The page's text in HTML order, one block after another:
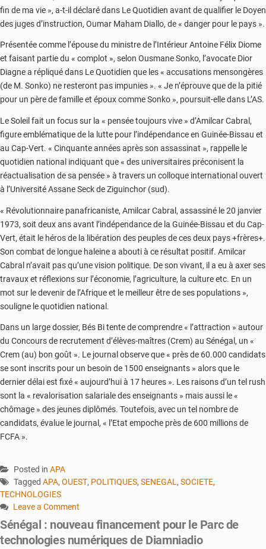
fin de ma vie », a-t-il déclaré dans Le Quotidien avant de qualifier le Doyen
des juges d’instruction, Oumar Maham Diallo, de « danger pour le pays ».
Présentée comme l’épouse du ministre de l’Intérieur Antoine Félix Diome
et faisant partie du « complot », selon Ousmane Sonko, l’avocate Dior
Diagne a répliqué dans Le Quotidien que les « accusations mensongères
(de M. Sonko) ne resteront pas impunies ». « Je n’éprouve que de la pitié
pour un père de famille et époux comme Sonko », poursuit-elle dans L’AS.
Le Soleil fait un focus sur la « pensée toujours vive » d’Amilcar Cabral,
figure emblématique de la lutte pour l’indépendance en Guinée-Bissau et
au Cap-Vert. « Cinquante années après son assassinat », rappelle le
quotidien national indiquant que « des universitaires préconisent la
réactualisation de sa pensée » à travers un colloque international ouvert
à l’Université Assane Seck de Ziguinchor (sud).
« Révolutionnaire panafricaniste, Amilcar Cabral, assassiné le 20 janvier
1973, soit deux ans avant l’indépendance de la Guinée-Bissau et du Cap-
Vert, était le héros de la libération des peuples de ces deux pays +frères+.
Son combat de longue haleine a abouti à ce résultat positif. Amilcar
Cabral n’avait pas qu’une vision politique. De son vivant, il a eu à axer ses
travaux et réflexions sur l’économie, l’agriculture, la culture etc. En un
mot sur le devenir de l’Afrique et le meilleur être de ses populations »,
souligne le quotidien national.
Dans un large dossier, Bés Bi tente de comprendre « l’attraction » autour
du Concours de recrutement d’élèves-maîtres (Crem) au Sénégal, un «
Crem (au) bon goût ». Le journal observe que « près de 60.000 candidats
se sont inscrits pour un besoin de 1500 enseignants » alors que le
dernier délai est fixé « aujourd’hui à 17 heures ». Les raisons d’un tel rush
sont la « revalorisation salariale des enseignants » mais aussi le «
chômage » des jeunes diplômés. Toutefois, avec un tel nombre de
candidats, évalue le journal, « l’Etat empoche près de 600 millions de
FCFA ».
Posted in APA
Tagged APA, OUEST, POLITIQUES, SENEGAL , SOCIETE,
TECHNOLOGIES
Leave a Comment
Sénégal
:
Sénégal : nouveau financement pour le Parc de
technologies numériques de Diamniadio